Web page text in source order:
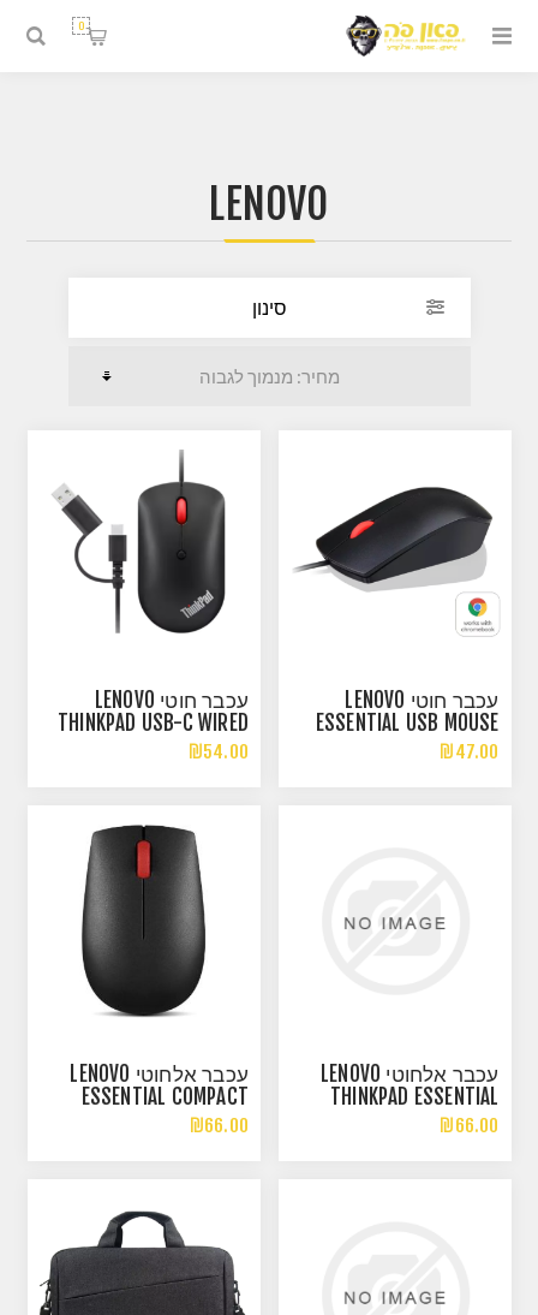
0
LENOVO
סינון
עכבר חוטי LENOVO
ESSENTIAL USB MOUSE
₪47.00
עכבר חוטי LENOVO
THINKPAD USB-C WIRED
COMPACT MOUSE
₪54.00
עכבר אלחוטי LENOVO
THINKPAD ESSENTIAL
WIRELESS MOUSE BLACK
₪66.00
עכבר אלחוטי LENOVO
ESSENTIAL COMPACT
WIRELESS MOUSE
₪66.00